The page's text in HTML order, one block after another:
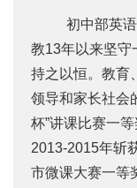
初中部英
教13年以来坚守
持之以恒。教育
领导和家长社会
杯”讲课比赛一
2013-2015年斩
市微课大赛一等